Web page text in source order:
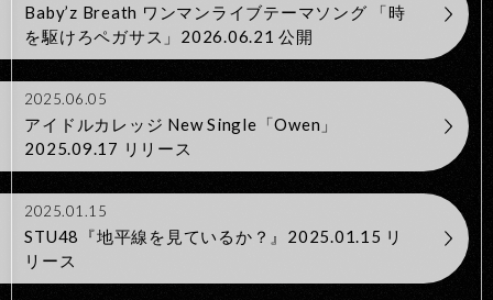
Baby’z Breath ワンマンライブテーマソング 「時
を駆けろペガサス」2026.06.21 公開
2025.06.05
アイドルカレッジ New Single「Owen」
2025.09.17 リリース
2025.01.15
STU48『地平線を見ているか？』2025.01.15 リ
リース